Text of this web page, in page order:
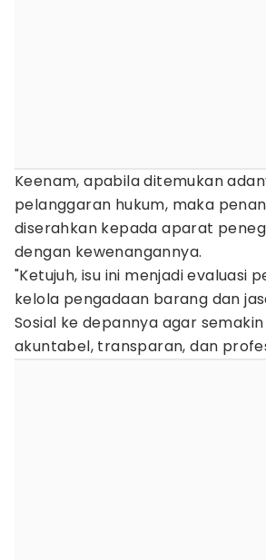
Keenam, apabila ditemukan
pelanggaran hukum, maka
diserahkan kepada aparat
dengan kewenangannya.
"Ketujuh, isu ini menjadi evaluasi
kelola pengadaan barang dan
Sosial ke depannya agar
akuntabel, transparan, dan